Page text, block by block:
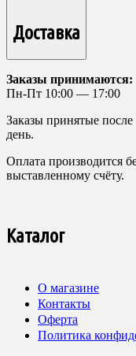
Доставка
Заказы принимаются:
Пн-Пт 10:00 — 17:00
Заказы принятые
день.
Оплата производится
выставленному счёту.
Каталог
О магазине
Контакты
Оферта
Политика